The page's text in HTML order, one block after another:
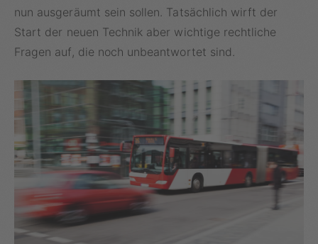
nun ausgeräumt sein sollen. Tatsächlich wirft der
Start der neuen Technik aber wichtige rechtliche
Fragen auf, die noch unbeantwortet sind.